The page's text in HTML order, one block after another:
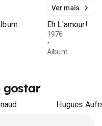
Ver mais
Eh L'amour!
1976
•
Álbum
gostar
Hugues